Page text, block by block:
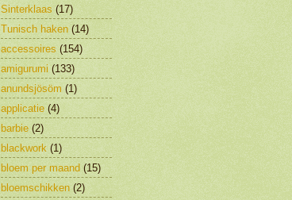
Sinterklaas (17)
Tunisch haken (14)
accessoires (154)
amigurumi (133)
anundsjösöm (1)
applicatie (4)
barbie (2)
blackwork (1)
bloem per maand (15)
bloemschikken (2)